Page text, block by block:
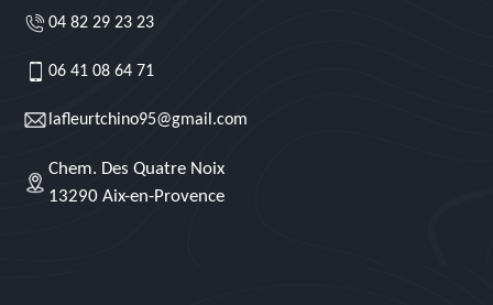
04 82 29 23 23
06 41 08 64 71
lafleurtchino95@gmail.com
Chem. Des Quatre Noix
13290 Aix-en-Provence